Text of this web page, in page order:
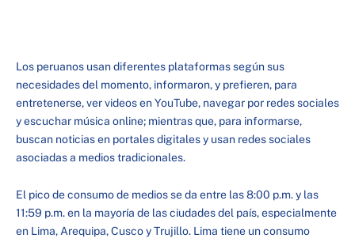
Los peruanos usan diferentes plataformas según sus
necesidades del momento, informaron, y prefieren, para
entretenerse, ver videos en YouTube, navegar por redes sociales
y escuchar música online; mientras que, para informarse,
buscan noticias en portales digitales y usan redes sociales
asociadas a medios tradicionales.
El pico de consumo de medios se da entre las 8:00 p.m. y las
11:59 p.m. en la mayoría de las ciudades del país, especialmente
en Lima, Arequipa, Cusco y Trujillo. Lima tiene un consumo